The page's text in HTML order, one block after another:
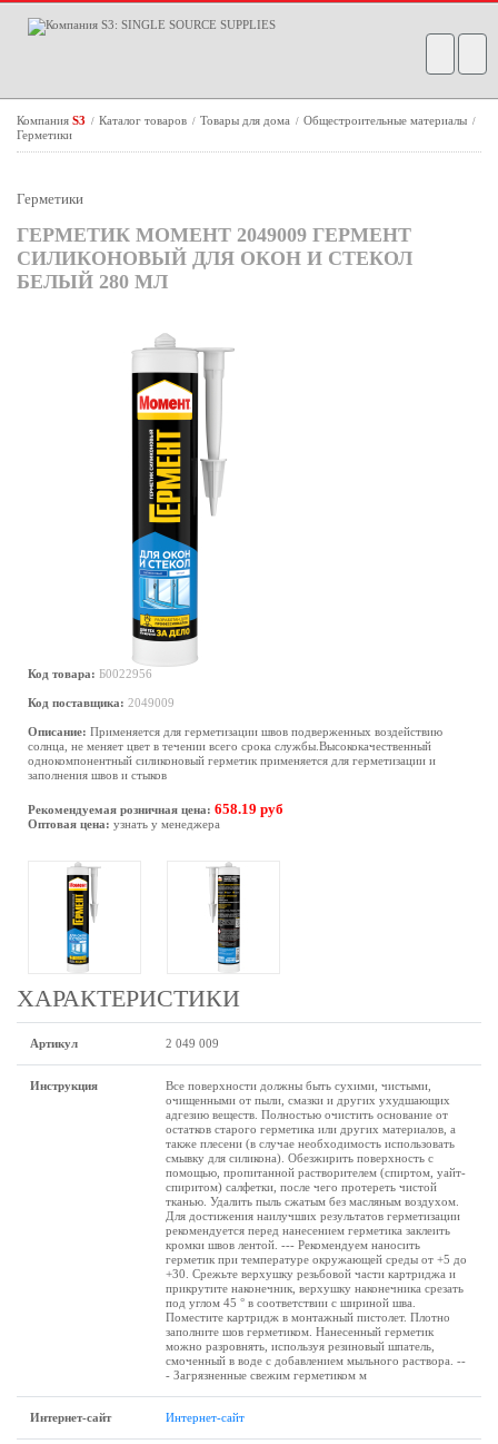
Компания S3 / Каталог товаров / Товары для дома / Общестроительные материалы /
Герметики
Герметики
ГЕРМЕТИК МОМЕНТ 2049009 ГЕРМЕНТ
СИЛИКОНОВЫЙ ДЛЯ ОКОН И СТЕКОЛ
БЕЛЫЙ 280 МЛ
Код товара: Б0022956
Код поставщика: 2049009
Описание: Применяется для герметизации швов подверженных воздействию
солнца, не меняет цвет в течении всего срока службы.Высококачественный
однокомпонентный силиконовый герметик применяется для герметизации и
заполнения швов и стыков
Рекомендуемая розничная цена: 658.19 руб
Оптовая цена: узнать у менеджера
ХАРАКТЕРИСТИКИ
Артикул 2 049 009
Инструкция
Все поверхности должны быть сухими, чистыми,
очищенными от пыли, смазки и других ухудшающих
адгезию веществ. Полностью очистить основание от
остатков старого герметика или других материалов, а
также плесени (в случае необходимость использовать
смывку для силикона). Обезжирить поверхность с
помощью, пропитанной растворителем (спиртом, уайт-
спиритом) салфетки, после чего протереть чистой
тканью. Удалить пыль сжатым без масляным воздухом.
Для достижения наилучших результатов герметизации
рекомендуется перед нанесением герметика заклеить
кромки швов лентой. --- Рекомендуем наносить
герметик при температуре окружающей среды от +5 до
+30. Срежьте верхушку резьбовой части картриджа и
прикрутите наконечник, верхушку наконечника срезать
под углом 45 ° в соответствии с шириной шва.
Поместите картридж в монтажный пистолет. Плотно
заполните шов герметиком. Нанесенный герметик
можно разровнять, используя резиновый шпатель,
смоченный в воде с добавлением мыльного раствора. --
- Загрязненные свежим герметиком м
Интернет-сайт Интернет-сайт